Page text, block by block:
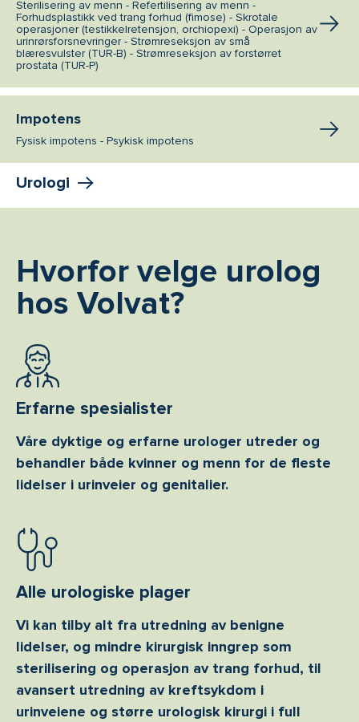
Sterilisering av menn - Refertilisering av menn -
Forhudsplastikk ved trang forhud (fimose) - Skrotale
operasjoner (testikkelretensjon, orchiopexi) - Operasjon av
urinrørsforsnevringer - Strømreseksjon av små
blæresvulster (TUR-B) - Strømreseksjon av forstørret
prostata (TUR-P)
Impotens
Fysisk impotens - Psykisk impotens
Urologi
Hvorfor velge urolog
hos Volvat?
Erfarne spesialister
Våre dyktige og erfarne urologer utreder og
behandler både kvinner og menn for de fleste
lidelser i urinveier og genitalier.
Alle urologiske plager
Vi kan tilby alt fra utredning av benigne
lidelser, og mindre kirurgisk inngrep som
sterilisering og operasjon av trang forhud, til
avansert utredning av kreftsykdom i
urinveiene og større urologisk kirurgi i full